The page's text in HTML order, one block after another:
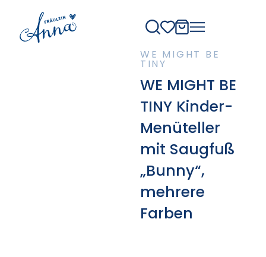
WE MIGHT BE
TINY
WE MIGHT BE
TINY Kinder-
Menüteller
mit Saugfuß
„Bunny“,
mehrere
Farben